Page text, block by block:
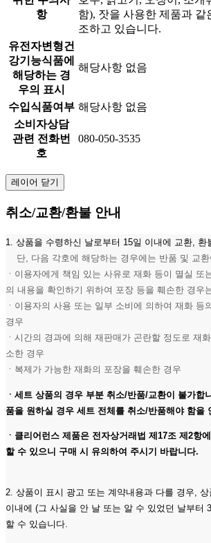
항
함), 잣을 사용한 제품과 같
조하고 있습니다.
유전자변형건
강기능식품에
해당하는 경
우의 표시
해당사항 없음
수입식품여부 해당사항 없음
소비자상담
관련 전화번
호
080-050-3535
레이어 닫기
취소/교환/환불 안내
1. 상품을 수령하신 날로부터 15일 이내에 교환, 환
단, 다음 각호에 해당하는 경우에는 반품 및 교환
ㆍ이용자에게 책임 있는 사유로 재화 등이 멸실 또
의 내용을 확인하기 위하여 포장 등을 훼손한 경우
ㆍ이용자의 사용 또는 일부 소비에 의하여 재화 등
경우
ㆍ시간의 경과에 의해 재판매가 곤란할 정도로 재
소한 경우
ㆍ복제가 가능한 재화의 포장을 훼손한 경우
ㆍ세트 상품의 경우 부분 취소/반품/교환이 불가합
품을 원하실 경우 세트 전체를 취소/반품해야 함을
ㆍ클리어런스 제품은 전자상거래법 제17조 제2항
할 수 있으니 구매 시 유의하여 주시기 바랍니다.
2. 상품이 표시 광고 또는 계약내용과 다를 경우,
이내에 (그 사실을 안 날 또는 알 수 있었던 날부터
할 수 있습니다.